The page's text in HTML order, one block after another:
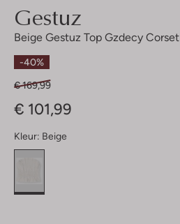
Gestuz
Beige Gestuz Top Gzdecy Corset
-40%
€ 169,99
€ 101,99
Kleur: Beige